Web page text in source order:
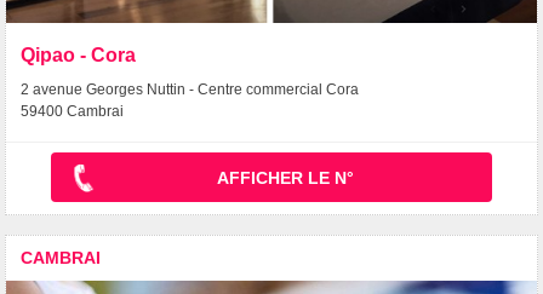
Qipao - Cora
2 avenue Georges Nuttin - Centre commercial Cora
59400 Cambrai
AFFICHER LE N°
CAMBRAI